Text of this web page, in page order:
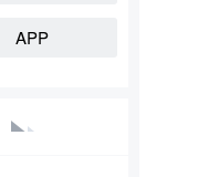
APP